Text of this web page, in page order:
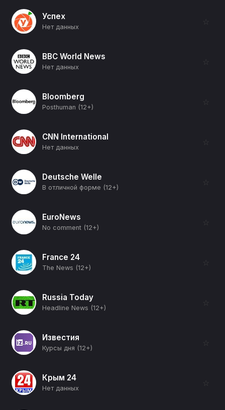
Успех
Нет данных
☆
BBC World News
Нет данных
☆
Bloomberg
Posthuman (12+)
☆
CNN International
Нет данных
☆
Deutsche Welle
В отличной форме (12+)
☆
EuroNews
No comment (12+)
☆
France 24
The News (12+)
☆
Russia Today
Headline News (12+)
☆
Известия
Курсы дня (12+)
☆
Крым 24
Нет данных
☆